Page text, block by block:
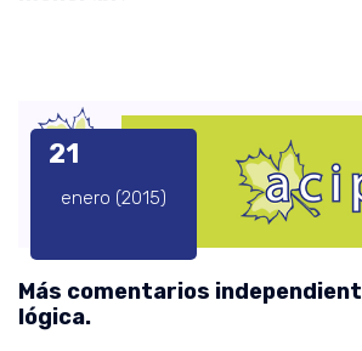
21
enero (2015)
Más comentarios
lógica.